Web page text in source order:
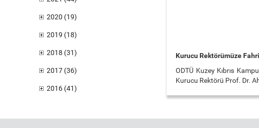
2020 (19)
2019 (18)
2018 (31)
2017 (36)
2016 (41)
Kurucu Rektörümüze
ODTÜ Kuzey Kıbrıs
Kurucu Rektörü Prof. Dr.